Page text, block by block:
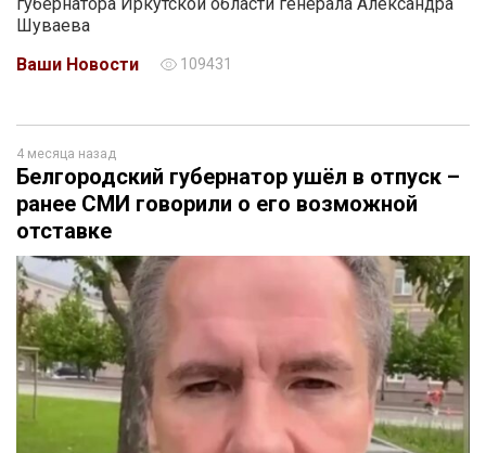
Шуваева
Ваши Новости
109431
4 месяца назад
Белгородский губернатор ушёл в отпуск –
ранее СМИ говорили о его возможной
отставке